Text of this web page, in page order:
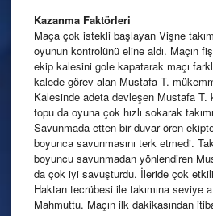
Kazanma Faktörleri
Maça çok istekli başlayan Vişne
oyunun kontrolünü eline aldı. Maçın
ekip kalesini gole kapatarak maçı
kalede görev alan Mustafa T.
Kalesinde adeta devleşen Mustafa T.
topu da oyuna çok hızlı sokarak
Savunmada etten bir duvar ören
boyunca savunmasını terk etmedi.
boyuncu savunmadan yönlendiren
da çok iyi savuşturdu. İleride çok
Haktan tecrübesi ile takımına seviye
Mahmuttu. Maçın ilk dakikasından